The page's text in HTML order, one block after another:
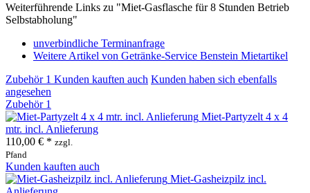
Weiterführende Links zu "Miet-Gasflasche für 8 Stunden Betrieb
Selbstabholung"
unverbindliche Terminanfrage
Weitere Artikel von Getränke-Service Benstein Mietartikel
Zubehör 1 Kunden kauften auch Kunden haben sich ebenfalls
angesehen
Zubehör 1
Miet-Partyzelt 4 x 4
mtr. incl. Anlieferung
110,00 € * zzgl.
Pfand
Kunden kauften auch
Miet-Gasheizpilz incl.